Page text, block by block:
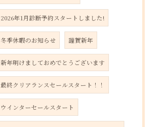
2026年1月診断予約スタートしました!
冬季休暇のお知らせ 謹賀新年
新年明けましておめでとうございます
最終クリアランスセールスタート！！
ウインターセールスタート